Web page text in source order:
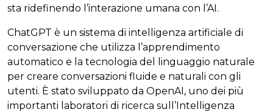
sta ridefinendo l’interazione umana con l’AI.
ChatGPT è un sistema di intelligenza artificiale di
conversazione che utilizza l’apprendimento
automatico e la tecnologia del linguaggio naturale
per creare conversazioni fluide e naturali con gli
utenti. È stato sviluppato da OpenAI, uno dei più
importanti laboratori di ricerca sull’Intelligenza